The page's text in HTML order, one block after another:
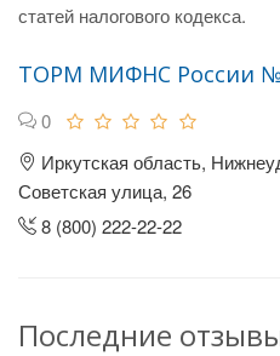
статей налогового кодекса.
ТОРМ МИФНС России
0
Иркутская область,
Советская улица, 26
8 (800) 222-22-22
Последние